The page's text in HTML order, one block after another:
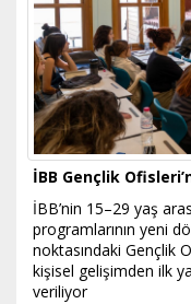
İBB Gençlik
İBB’nin 15–29 yaş
programlarının yeni
noktasındaki Gençlik
kişisel gelişimden ilk
veriliyor